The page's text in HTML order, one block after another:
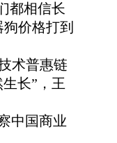
都相信长
价格打到
术普惠链
长”，王
中国商业